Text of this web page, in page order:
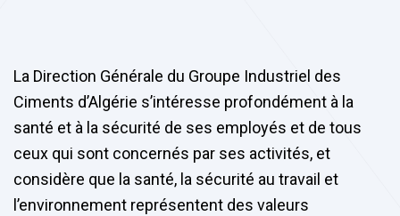
La Direction Générale du Groupe Industriel des
Ciments d’Algérie s’intéresse profondément à la
santé et à la sécurité de ses employés et de tous
ceux qui sont concernés par ses activités, et
considère que la santé, la sécurité au travail et
l’environnement représentent des valeurs